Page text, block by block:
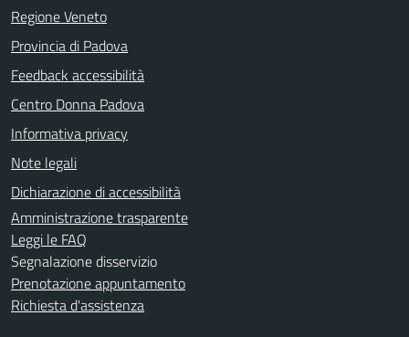
Regione Veneto
Provincia di Padova
Feedback accessibilità
Centro Donna Padova
Informativa privacy
Note legali
Dichiarazione di accessibilità
Amministrazione trasparente
Leggi le FAQ
Segnalazione disservizio
Prenotazione appuntamento
Richiesta d'assistenza